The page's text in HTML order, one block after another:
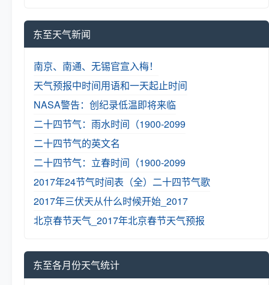
东至天气新闻
南京、南通、无锡官宣入梅！
天气预报中时间用语和一天起止时间
NASA警告：创纪录低温即将来临
二十四节气：雨水时间（1900-2099
二十四节气的英文名
二十四节气：立春时间（1900-2099
2017年24节气时间表（全） 二十四节气歌
2017年三伏天从什么时候开始_2017
北京春节天气_2017年北京春节天气预报
东至各月份天气统计